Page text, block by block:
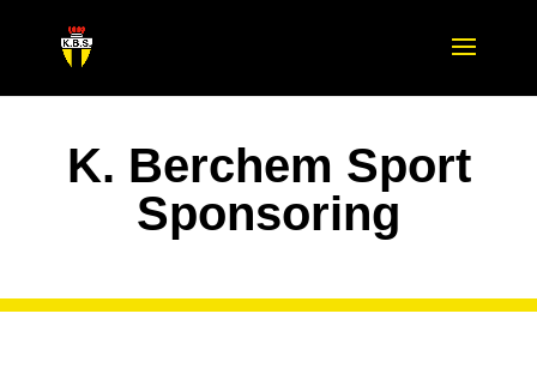
K. Berchem Sport
Sponsoring